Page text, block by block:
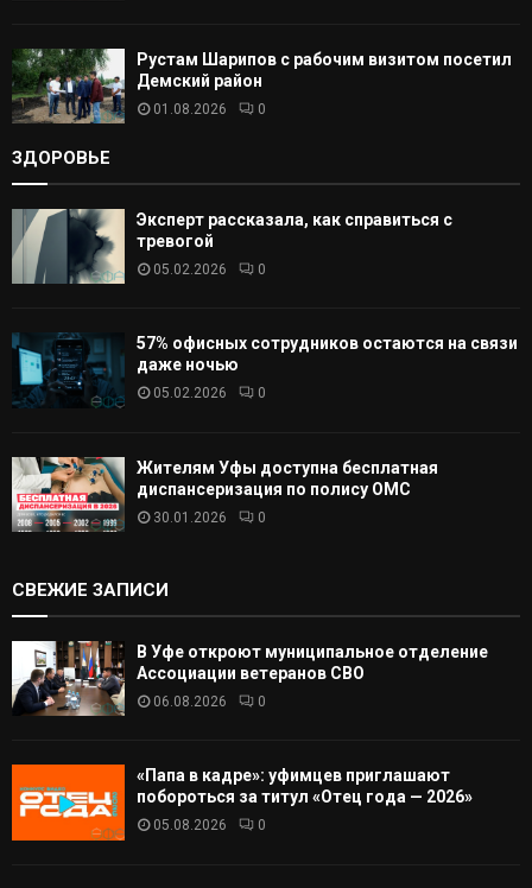
Рустам Шарипов с рабочим визитом посетил
Демский район
01.08.2026 0
ЗДОРОВЬЕ
Эксперт рассказала, как справиться с
тревогой
05.02.2026 0
57% офисных сотрудников остаются на связи
даже ночью
05.02.2026 0
Жителям Уфы доступна бесплатная
диспансеризация по полису ОМС
30.01.2026 0
СВЕЖИЕ ЗАПИСИ
В Уфе откроют муниципальное отделение
Ассоциации ветеранов СВО
06.08.2026 0
«Папа в кадре»: уфимцев приглашают
побороться за титул «Отец года — 2026»
05.08.2026 0